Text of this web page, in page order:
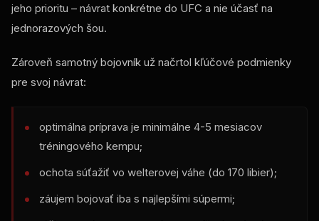
jeho prioritu – návrat konkrétne do UFC a nie účasť na
jednorazových šou.
Zároveň samotný bojovník už načrtol kľúčové podmienky
pre svoj návrat:
optimálna príprava je minimálne 4-5 mesiacov
tréningového kempu;
ochota súťažiť vo welterovej váhe (do 170 libier);
záujem bojovať iba s najlepšími súpermi;